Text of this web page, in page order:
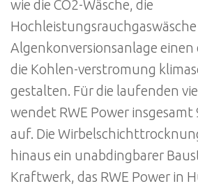
wie die CO2-Wäsche, die
Hochleistungsrauchgaswäsche
Algenkonversionsanlage einen
die Kohlen-verstromung
gestalten. Für die laufenden
wendet RWE Power
auf. Die
hinaus ein unabdingbarer
Kraftwerk, das RWE Power in